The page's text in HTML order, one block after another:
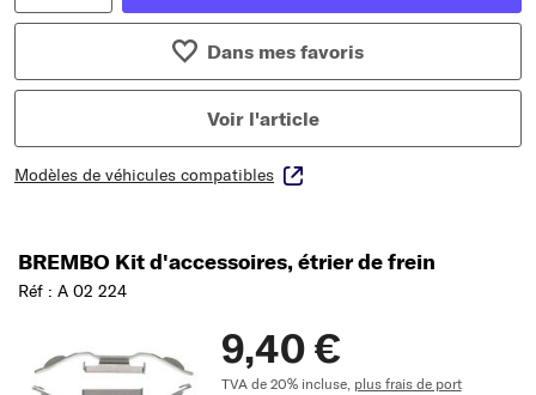
Dans mes favoris
Voir l'article
Modèles de véhicules compatibles
BREMBO Kit d'accessoires, étrier de frein
Réf : A 02 224
9,40 €
TVA de 20% incluse, plus frais de port